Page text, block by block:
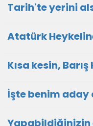
Tarih'te yerini
Atatürk
Kısa kesin,
İşte benim aday
Yapabildiğinizin